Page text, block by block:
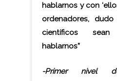
hablarnos y con
ordenadores,
científicos
hablarnos”
-Primer nivel